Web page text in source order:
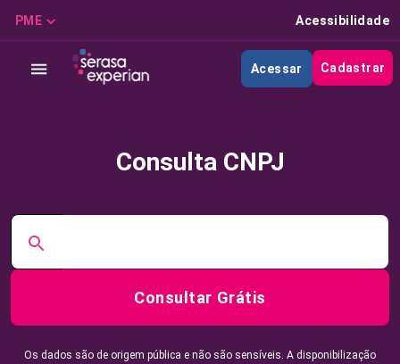
PME Acessibilidade
Acessar Cadastrar
Consulta CNPJ
Consultar Grátis
Os dados são de origem pública e não são sensíveis. A disponibilização